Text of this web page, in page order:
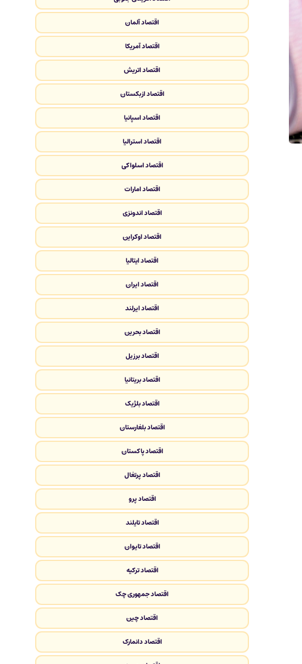
اقتصاد آلمان
اقتصاد آمریکا
اقتصاد اتریش
اقتصاد ازبکستان
اقتصاد اسپانیا
اقتصاد استرالیا
اقتصاد اسلواکی
اقتصاد امارات
اقتصاد اندونزی
اقتصاد اوکراین
اقتصاد ایتالیا
اقتصاد ایران
اقتصاد ایرلند
اقتصاد بحرین
اقتصاد برزیل
اقتصاد بریتانیا
اقتصاد بلژیک
اقتصاد بلغارستان
اقتصاد پاکستان
اقتصاد پرتغال
اقتصاد پرو
اقتصاد تایلند
اقتصاد تایوان
اقتصاد ترکیه
اقتصاد جمهوری چک
اقتصاد چین
اقتصاد دانمارک